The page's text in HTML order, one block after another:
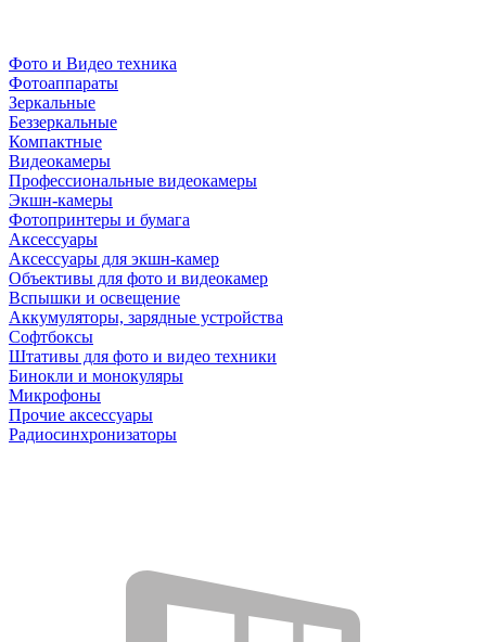
Фото и Видео техника
Фотоаппараты
Зеркальные
Беззеркальные
Компактные
Видеокамеры
Профессиональные видеокамеры
Экшн-камеры
Фотопринтеры и бумага
Аксессуары
Аксессуары для экшн-камер
Объективы для фото и видеокамер
Вспышки и освещение
Аккумуляторы, зарядные устройства
Софтбоксы
Штативы для фото и видео техники
Бинокли и монокуляры
Микрофоны
Прочие аксессуары
Радиосинхронизаторы